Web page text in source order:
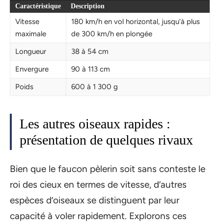
Caractéristique Description
Vitesse
maximale
180 km/h en vol horizontal, jusqu’à plus
de 300 km/h en plongée
Longueur
38 à 54 cm
Envergure
90 à 113 cm
Poids
600 à 1 300 g
Les autres oiseaux rapides :
présentation de quelques rivaux
Bien que le faucon pèlerin soit sans conteste le
roi des cieux en termes de vitesse, d’autres
espèces d’oiseaux se distinguent par leur
capacité à voler rapidement. Explorons ces